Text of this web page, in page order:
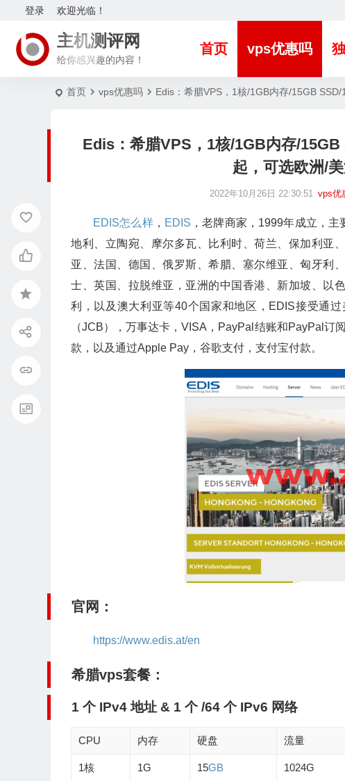
欢迎光临！
登录
主机测评网
给你感兴趣的内容！
首页 vps优惠吗
首页 vps优惠吗 Edis：希腊VPS，1核/1GB内存/15GB
Edis：希腊VPS，1核/1GB内存/
起，可选欧洲/
2022年10月26日 22:30:51 vps优
EDIS怎么样， EDIS ，老牌商家，1999年成立，
地利、立陶宛、摩尔多瓦、比利时、荷兰、保加利亚
亚、法国、德国、俄罗斯、希腊、塞尔维亚、匈牙利
士、英国、拉脱维亚，亚洲的中国香港、新加坡、以
利，以及澳大利亚等40个国家和地区，EDIS接受通
（JCB），万事达卡，VISA，PayPal结账和PayPal
款，以及通过Apple Pay，谷歌支付，支付宝付款。
官网：
https://www.edis.at/en
希腊vps套餐：
1 个 IPv4 地址 & 1 个 /64 个 IPv6 网络
CPU 内存 硬盘 流量
1核 1G 15GB 1024G